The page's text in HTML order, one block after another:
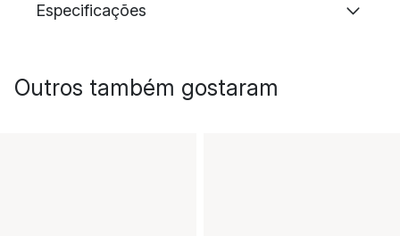
Especificações
Outros também gostaram